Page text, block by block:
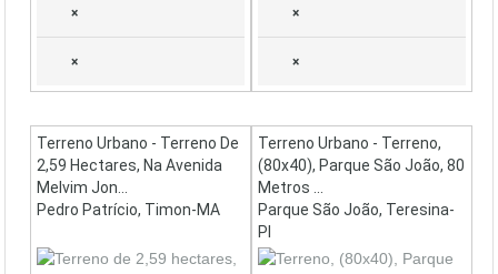
×
×
×
×
Terreno Urbano - Terreno De
2,59 Hectares, Na Avenida
Melvim Jon...
Pedro Patrício, Timon-MA
Terreno Urbano - Terreno,
(80x40), Parque São João, 80
Metros ...
Parque São João, Teresina-
PI